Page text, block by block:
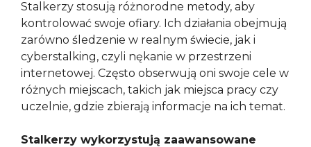
Stalkerzy stosują różnorodne metody, aby
kontrolować swoje ofiary. Ich działania obejmują
zarówno śledzenie w realnym świecie, jak i
cyberstalking, czyli nękanie w przestrzeni
internetowej. Często obserwują oni swoje cele w
różnych miejscach, takich jak miejsca pracy czy
uczelnie, gdzie zbierają informacje na ich temat.
Stalkerzy wykorzystują zaawansowane